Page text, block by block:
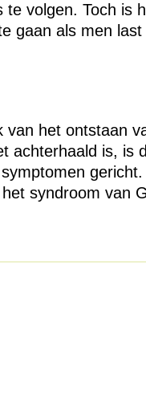
te volgen. Toch is
gaan als men
van het ontstaan
achterhaald is, is
syndroom van